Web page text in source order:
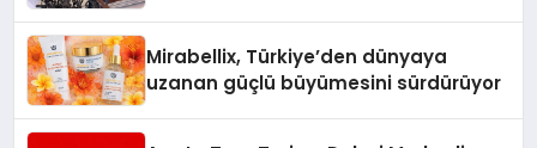
Mirabellix, Türkiye’den dünyaya
uzanan güçlü büyümesini sürdürüyor